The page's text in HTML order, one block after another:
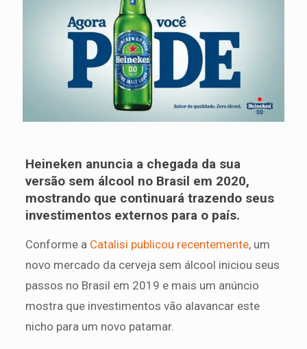
Heineken anuncia a chegada da sua
versão sem álcool no Brasil em 2020,
mostrando que continuará trazendo seus
investimentos externos para o país.
Conforme a Catalisi publicou recentemente, um
novo mercado da cerveja sem álcool iniciou seus
passos no Brasil em 2019 e mais um anúncio
mostra que investimentos vão alavancar este
nicho para um novo patamar.